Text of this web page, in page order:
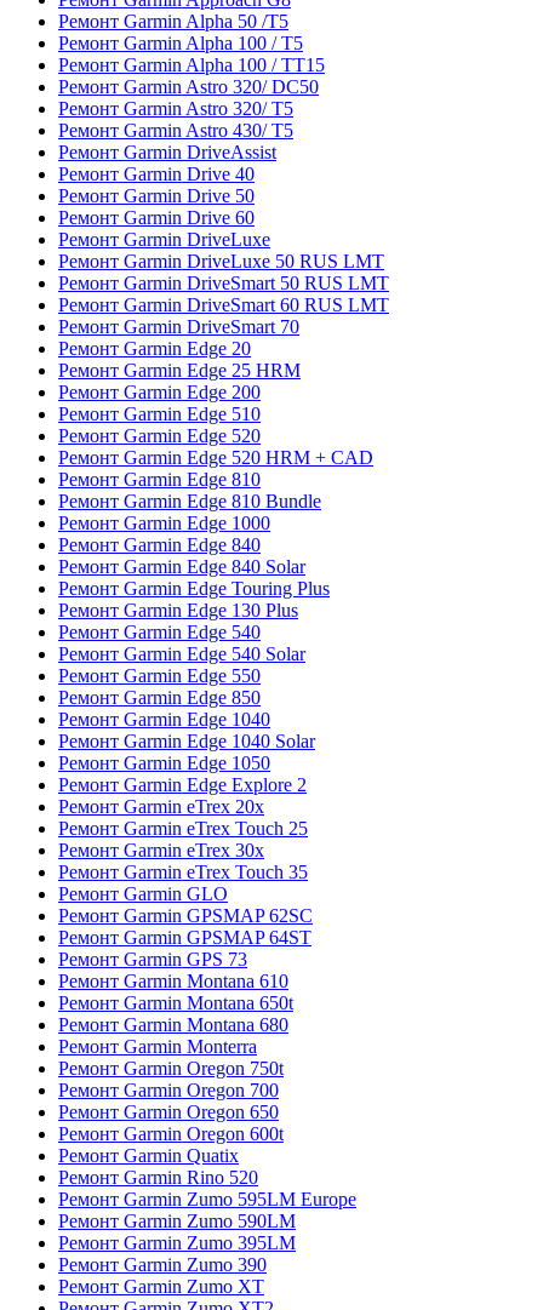
Ремонт Garmin Alpha 50 /T5
Ремонт Garmin Alpha 100 / T5
Ремонт Garmin Alpha 100 / TT15
Ремонт Garmin Astro 320/ DC50
Ремонт Garmin Astro 320/ T5
Ремонт Garmin Astro 430/ T5
Ремонт Garmin DriveAssist
Ремонт Garmin Drive 40
Ремонт Garmin Drive 50
Ремонт Garmin Drive 60
Ремонт Garmin DriveLuxe
Ремонт Garmin DriveLuxe 50 RUS LMT
Ремонт Garmin DriveSmart 50 RUS LMT
Ремонт Garmin DriveSmart 60 RUS LMT
Ремонт Garmin DriveSmart 70
Ремонт Garmin Edge 20
Ремонт Garmin Edge 25 HRM
Ремонт Garmin Edge 200
Ремонт Garmin Edge 510
Ремонт Garmin Edge 520
Ремонт Garmin Edge 520 HRM + CAD
Ремонт Garmin Edge 810
Ремонт Garmin Edge 810 Bundle
Ремонт Garmin Edge 1000
Ремонт Garmin Edge 840
Ремонт Garmin Edge 840 Solar
Ремонт Garmin Edge Touring Plus
Ремонт Garmin Edge 130 Plus
Ремонт Garmin Edge 540
Ремонт Garmin Edge 540 Solar
Ремонт Garmin Edge 550
Ремонт Garmin Edge 850
Ремонт Garmin Edge 1040
Ремонт Garmin Edge 1040 Solar
Ремонт Garmin Edge 1050
Ремонт Garmin Edge Explore 2
Ремонт Garmin eTrex 20x
Ремонт Garmin eTrex Touch 25
Ремонт Garmin eTrex 30x
Ремонт Garmin eTrex Touch 35
Ремонт Garmin GLO
Ремонт Garmin GPSMAP 62SC
Ремонт Garmin GPSMAP 64ST
Ремонт Garmin GPS 73
Ремонт Garmin Montana 610
Ремонт Garmin Montana 650t
Ремонт Garmin Montana 680
Ремонт Garmin Monterra
Ремонт Garmin Oregon 750t
Ремонт Garmin Oregon 700
Ремонт Garmin Oregon 650
Ремонт Garmin Oregon 600t
Ремонт Garmin Quatix
Ремонт Garmin Rino 520
Ремонт Garmin Zumo 595LM Europe
Ремонт Garmin Zumo 590LM
Ремонт Garmin Zumo 395LM
Ремонт Garmin Zumo 390
Ремонт Garmin Zumo XT